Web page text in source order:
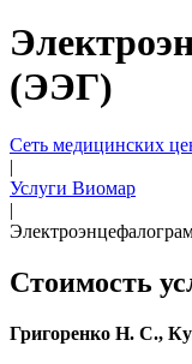
(ЭЭГ)
Сеть медицинских
|
Услуги Виомар
|
Стоимость
Григоренко Н. С.,